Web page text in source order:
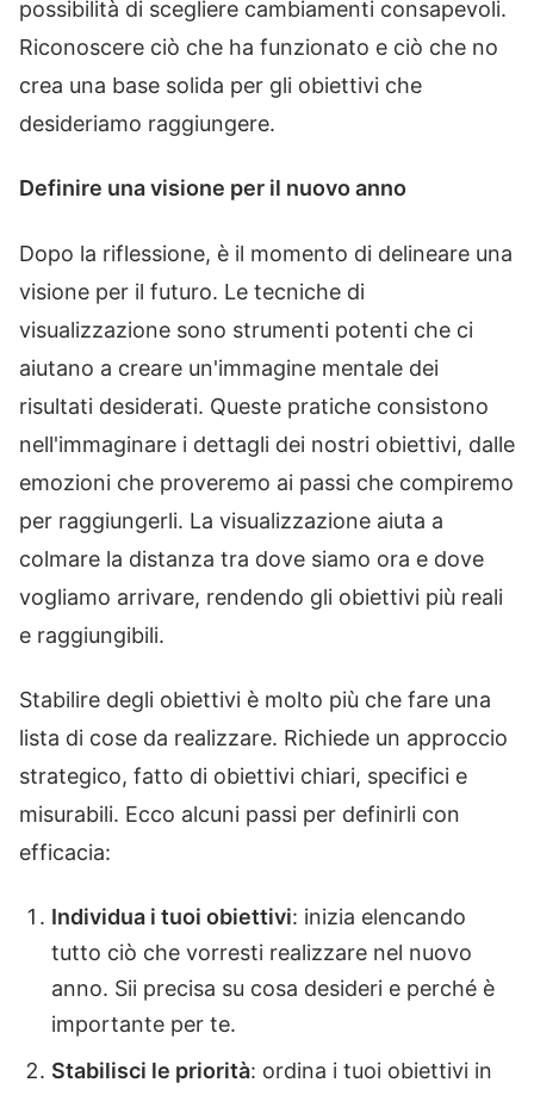
possibilità di scegliere cambiamenti consapevoli.
Riconoscere ciò che ha funzionato e ciò che no
crea una base solida per gli obiettivi che
desideriamo raggiungere.
Definire una visione per il nuovo anno
Dopo la riflessione, è il momento di delineare una
visione per il futuro. Le tecniche di
visualizzazione sono strumenti potenti che ci
aiutano a creare un'immagine mentale dei
risultati desiderati. Queste pratiche consistono
nell'immaginare i dettagli dei nostri obiettivi, dalle
emozioni che proveremo ai passi che compiremo
per raggiungerli. La visualizzazione aiuta a
colmare la distanza tra dove siamo ora e dove
vogliamo arrivare, rendendo gli obiettivi più reali
e raggiungibili.
Stabilire degli obiettivi è molto più che fare una
lista di cose da realizzare. Richiede un approccio
strategico, fatto di obiettivi chiari, specifici e
misurabili. Ecco alcuni passi per definirli con
efficacia:
Individua i tuoi obiettivi: inizia elencando
tutto ciò che vorresti realizzare nel nuovo
anno. Sii precisa su cosa desideri e perché è
importante per te.
Stabilisci le priorità: ordina i tuoi obiettivi in